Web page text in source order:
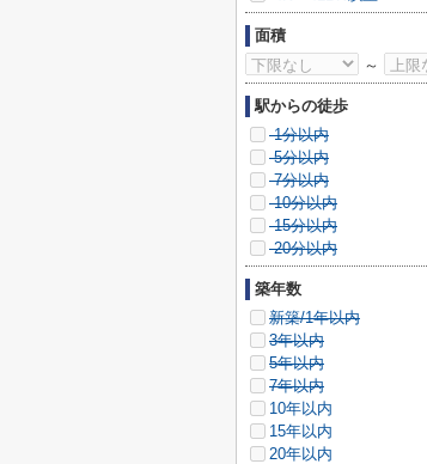
面積
～
駅からの徒歩
1分以内
5分以内
7分以内
10分以内
15分以内
20分以内
築年数
新築/1年以内
3年以内
5年以内
7年以内
10年以内
15年以内
20年以内